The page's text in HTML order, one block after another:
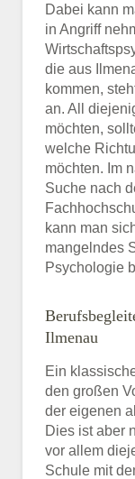
Dabei kann
in Angriff
die aus
kommen,
an. All
möchten,
welche
möchten. Im
Suche nach
kann man
mangelndes
Psychologie
Ilmenau
Ein
den großen
der eigenen
Dies ist aber
vor allem
Schule mit